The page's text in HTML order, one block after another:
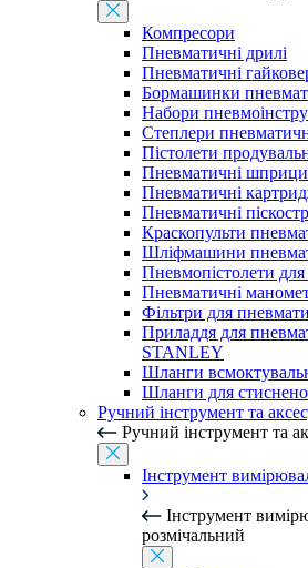
Компресори
Пневматичні дрилі
Пневматичні
Бормашинки
Набори
Степлери
Пістолети
Пневматичні шприци
Пневматичні
Пневматичні
Краскопульти
Шліфмашини
Пневмопістолети
Пневматичні
Фільтри для
Приладдя для
STANLEY
Шланги
Шланги для
Ручний інструмент та
Ручний інструмент та
Інструмент
Інструмент
розмічальний